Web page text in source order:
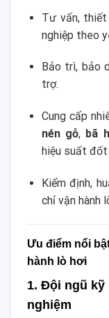
Tư vấn,
nghiệp theo
Bảo trì, bảo
trợ.
Cung cấp
nén gỗ, bã
hiệu suất đốt
Kiểm định,
chỉ vận hành
Ưu điểm nổi
hành lò hơi
1. Đội ngũ kỹ
nghiệm